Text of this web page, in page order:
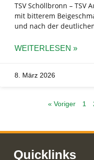
TSV Schöllbronn – TSV
mit bitterem
und nach der
WEITERLESEN »
8. März 2026
« Voriger 1
Quicklinks